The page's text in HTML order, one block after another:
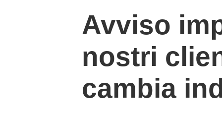
Avviso
nostri
cambia